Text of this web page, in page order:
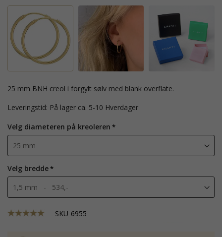
25 mm BNH creol i forgylt sølv med blank overflate.
Leveringstid: På lager ca. 5-10 Hverdager
Velg diameteren på kreoleren
Velg bredde
SKU 6955